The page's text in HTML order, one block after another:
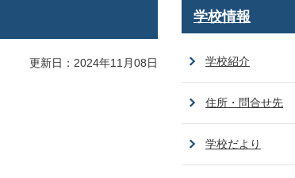
更新日：2024年11月08日
学校情報
学校紹介
住所・問合せ先
学校だより